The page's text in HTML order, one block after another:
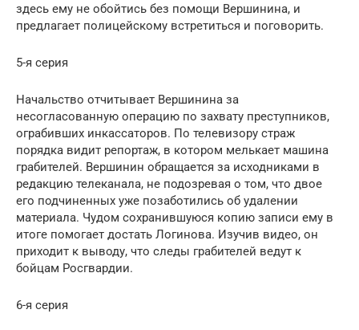
здесь ему не обойтись без помощи Вершинина, и
предлагает полицейскому встретиться и поговорить.
5-я серия
Начальство отчитывает Вершинина за
несогласованную операцию по захвату преступников,
ограбивших инкассаторов. По телевизору страж
порядка видит репортаж, в котором мелькает машина
грабителей. Вершинин обращается за исходниками в
редакцию телеканала, не подозревая о том, что двое
его подчиненных уже позаботились об удалении
материала. Чудом сохранившуюся копию записи ему в
итоге помогает достать Логинова. Изучив видео, он
приходит к выводу, что следы грабителей ведут к
бойцам Росгвардии.
6-я серия